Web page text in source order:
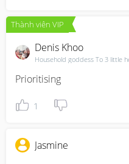
Thành viên VIP
Denis Khoo
Household goddess To 3 little
Prioritising
1
Jasmine